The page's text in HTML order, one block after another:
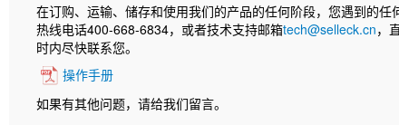
在订购、运输、储存和使用我们的产品的任何阶段，您遇到的任
热线电话400-668-6834，或者技术支持邮箱tech@selleck.cn，
时内尽快联系您。
操作手册
如果有其他问题，请给我们留言。